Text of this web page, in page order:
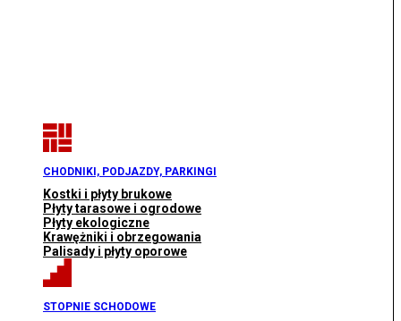
CHODNIKI, PODJAZDY, PARKINGI
Kostki i płyty brukowe
Płyty tarasowe i ogrodowe
Płyty ekologiczne
Krawężniki i obrzegowania
Palisady i płyty oporowe
STOPNIE SCHODOWE